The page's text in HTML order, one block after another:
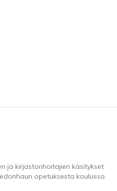
ja kirjastonhoitajien käsitykset
opetuksesta koulussa.